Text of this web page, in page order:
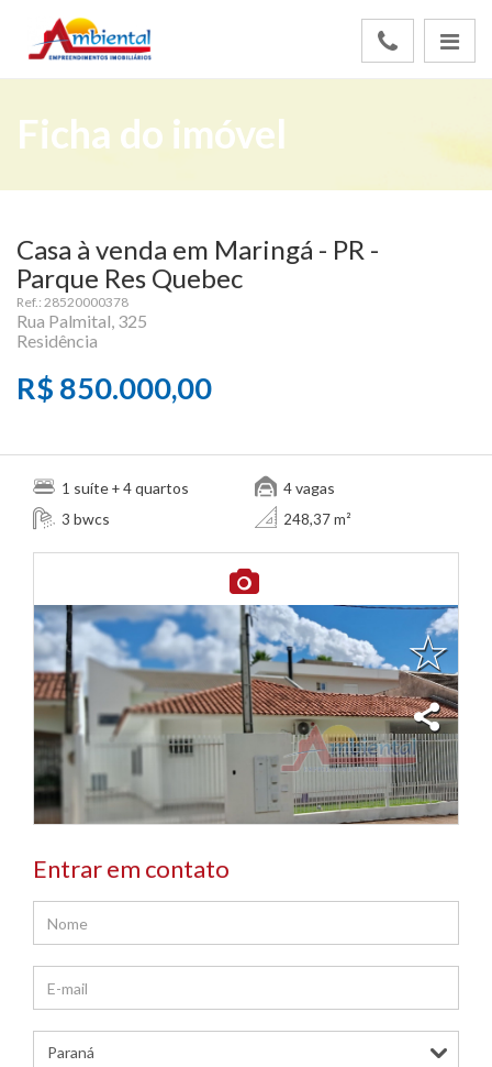
Ficha do imóvel
Casa à venda em Maringá - PR -
Parque Res Quebec
Ref.: 28520000378
Rua Palmital, 325
Residência
R$ 850.000,00
1 suíte + 4quartos
3 bwcs
4vagas
248,37 m²
Entrar em contato